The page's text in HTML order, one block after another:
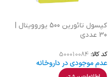
کپسول تائورین 500 یوروویتال |
30 عددی
کد کالا: 500010084
عدم موجودی در داروخانه